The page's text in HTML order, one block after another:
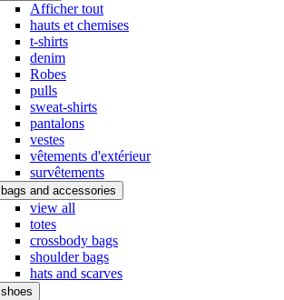
Afficher tout
hauts et chemises
t-shirts
denim
Robes
pulls
sweat-shirts
pantalons
vestes
vêtements d'extérieur
survêtements
bags and accessories
view all
totes
crossbody bags
shoulder bags
hats and scarves
shoes